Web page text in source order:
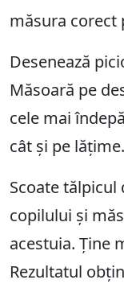
măsura corect
Desenează
Măsoară pe
cele mai
cât și pe lățime.
Scoate
copilului și
acestuia. Ține
Rezultatul